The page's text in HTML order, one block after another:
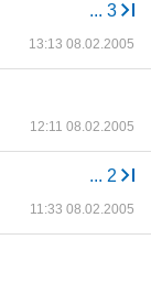
... 3
13:13 08.02.2005
12:11 08.02.2005
... 2
11:33 08.02.2005